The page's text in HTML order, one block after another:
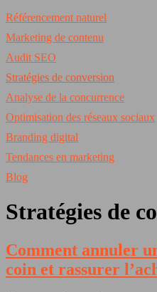
Référencement naturel
Marketing de contenu
Audit SEO
Stratégies de conversion
Analyse de la concurrence
Optimisation des réseaux sociaux
Branding digital
Tendances en marketing
Blog
Stratégies de
Comment annuler
coin et rassurer